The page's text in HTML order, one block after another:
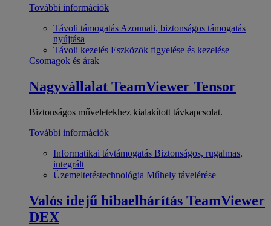
További információk
Távoli támogatás Azonnali, biztonságos támogatás
nyújtása
Távoli kezelés Eszközök figyelése és kezelése
Csomagok és árak
Nagyvállalat TeamViewer Tensor
Biztonságos műveletekhez kialakított távkapcsolat.
További információk
Informatikai távtámogatás Biztonságos, rugalmas,
integrált
Üzemeltetéstechnológia Műhely távelérése
Valós idejű hibaelhárítás TeamViewer
DEX